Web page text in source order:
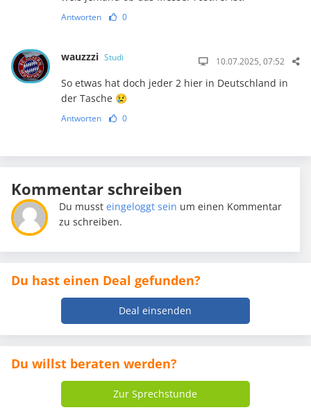
Antworten 0
wauzzzi Studi 10.07.2025, 07:52
So etwas hat doch jeder 2 hier in Deutschland in
der Tasche 😢
Antworten 0
Kommentar schreiben
Du mussteingeloggt sein um einen Kommentar
zu schreiben.
Du hast einen Deal gefunden?
Deal einsenden
Du willst beraten werden?
Zur Sprechstunde